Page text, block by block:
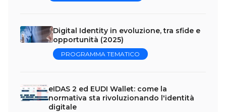
Digital Identity in evoluzione, tra sfide e
opportunità (2025)
PROGRAMMA TEMATICO
eIDAS 2 ed EUDI Wallet: come la
normativa sta rivoluzionando l'identità
digitale